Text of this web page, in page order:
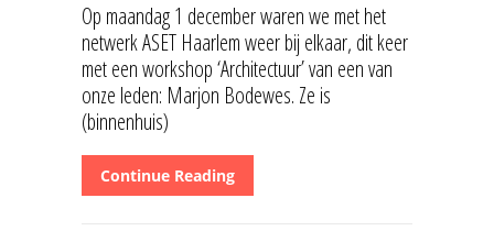
Op maandag 1 december waren we met het
netwerk ASET Haarlem weer bij elkaar, dit keer
met een workshop ‘Architectuur’ van een van
onze leden: Marjon Bodewes. Ze is
(binnenhuis)
Continue Reading